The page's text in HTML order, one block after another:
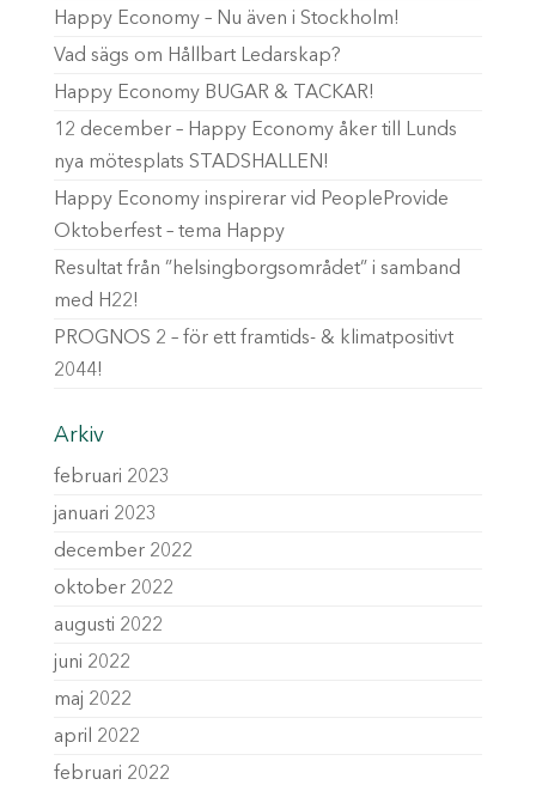
Happy Economy – Nu även i Stockholm!
Vad sägs om Hållbart Ledarskap?
Happy Economy BUGAR & TACKAR!
12 december – Happy Economy åker till Lunds
nya mötesplats STADSHALLEN!
Happy Economy inspirerar vid PeopleProvide
Oktoberfest – tema Happy
Resultat från ”helsingborgsområdet” i samband
med H22!
PROGNOS 2 – för ett framtids- & klimatpositivt
2044!
Arkiv
februari 2023
januari 2023
december 2022
oktober 2022
augusti 2022
juni 2022
maj 2022
april 2022
februari 2022